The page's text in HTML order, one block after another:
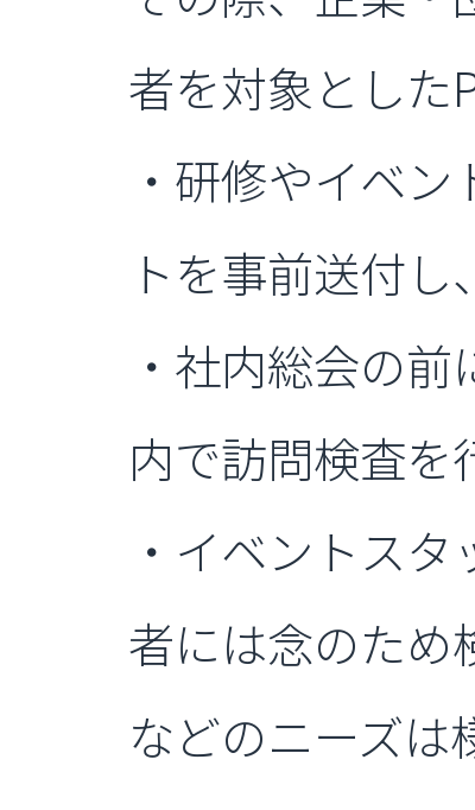
者を対象とした
・研修やイベ
トを事前送付
・社内総会の
内で訪問検査を
・イベントス
者には念のため
などのニーズは